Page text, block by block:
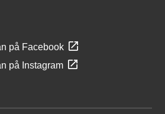
på Facebook
på Instagram